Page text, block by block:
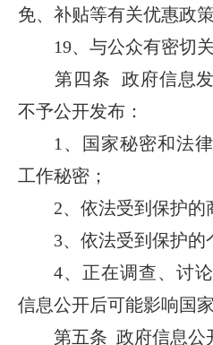
免、补贴等有关优惠政
19、与公众有密切关
第四条 政府信息发
不予公开发布：
1、国家秘密和法律
工作秘密；
2、依法受到保护的
3、依法受到保护的
4、正在调查、讨论
信息公开后可能影响国
第五条 政府信息公开